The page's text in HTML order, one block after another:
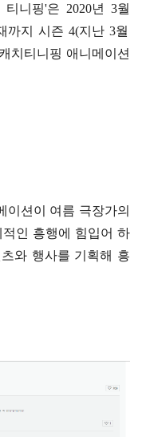
티니핑'은 2020년 3월
까지 시즌 4(지난3월
치티니핑 애니메이션
이션이 여름 극장가의
인 흥행에 힘입어 하
와 행사를 기획해 흥